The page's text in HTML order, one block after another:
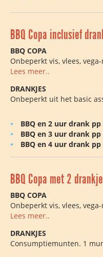
BBQ Copa inclusief
BBQ COPA
Onbeperkt vis, vlees,
Lees meer..
DRANKJES
Onbeperkt uit het basic
BBQ en 2 uur drank pp
BBQ en 3 uur drank pp
BBQ en 4 uur drank pp
BBQ Copa met 2
BBQ COPA
Onbeperkt vis, vlees,
Lees meer..
DRANKJES
Consumptiemunten. 1